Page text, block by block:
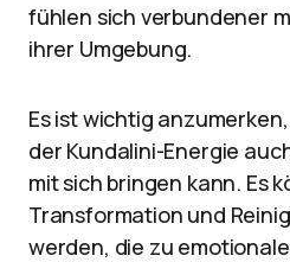
fühlen sich verbundener
ihrer Umgebung.
Es ist wichtig
der Kundalini-Energie
mit sich bringen kann. Es
Transformation und
werden, die zu